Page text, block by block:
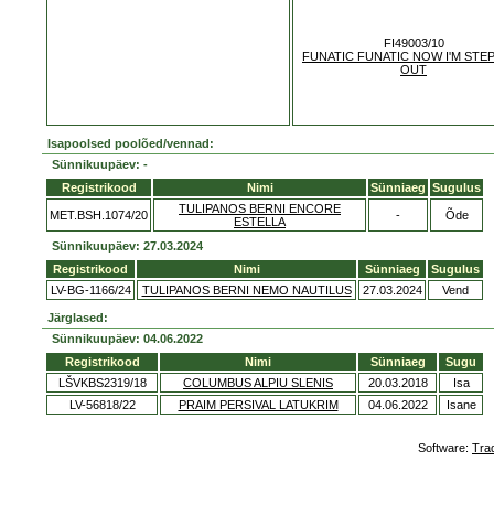
FI49003/10
FUNATIC FUNATIC NOW I'M
OUT
Isapoolsed poolõed/vennad:
Sünnikuupäev: -
Registrikood
Nimi Sünniaeg Sugulus
MET.BSH.1074/20
TULIPANOS BERNI ENCORE
ESTELLA
- Õde
Sünnikuupäev: 27.03.2024
Registrikood
Nimi Sünniaeg
Sugulus
LV-BG-1166/24
TULIPANOS BERNI NEMO NAUTILUS 27.03.2024 Vend
Järglased:
Sünnikuupäev: 04.06.2022
Registrikood
Nimi Sünniaeg
Sugu
LŠVKBS2319/18
COLUMBUS ALPIU SLENIS 20.03.2018
Isa
LV-56818/22
PRAIM PERSIVAL LATUKRIM 04.06.2022 Isane
Software: